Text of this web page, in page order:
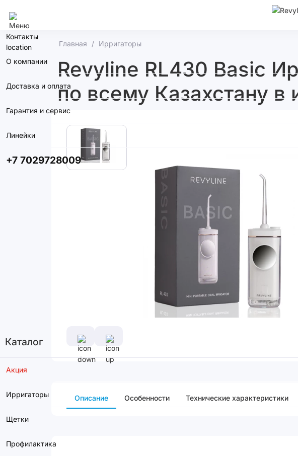
Контакты
О компании
Доставка и оплата
Гарантия и сервис
Линейки
+7 7029728009
Каталог
Акция
Ирригаторы
Щетки
Профилактика
Главная Ирригаторы
Revyline RL430 Basic
по всему Казахстану в
Описание Особенности Технические характеристики